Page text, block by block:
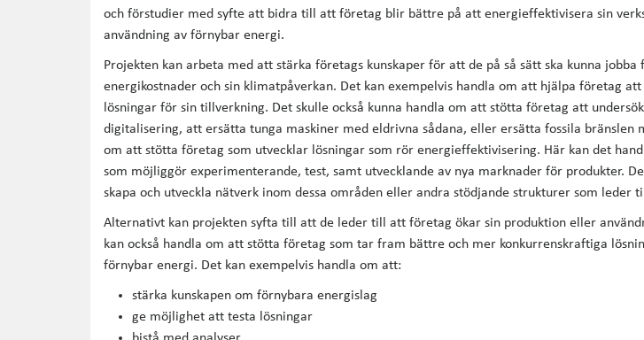
och förstudier med syfte att bidra till att företag blir bättre på att energieffektivisera sin
användning av förnybar energi.
Projekten kan arbeta med att stärka företags kunskaper för att de på så sätt ska kunna jobba
energikostnader och sin klimatpåverkan. Det kan exempelvis handla om att hjälpa företag
lösningar för sin tillverkning. Det skulle också kunna handla om att stötta företag att
digitalisering, att ersätta tunga maskiner med eldrivna sådana, eller ersätta fossila bränslen
om att stötta företag som utvecklar lösningar som rör energieffektivisering. Här kan det
som möjliggör experimenterande, test, samt utvecklande av nya marknader för produkter.
skapa och utveckla nätverk inom dessa områden eller andra stödjande strukturer som
Alternativt kan projekten syfta till att de leder till att företag ökar sin produktion eller
kan också handla om att stötta företag som tar fram bättre och mer konkurrenskraftiga
förnybar energi. Det kan exempelvis handla om att:
stärka kunskapen om förnybara energislag
ge möjlighet att testa lösningar